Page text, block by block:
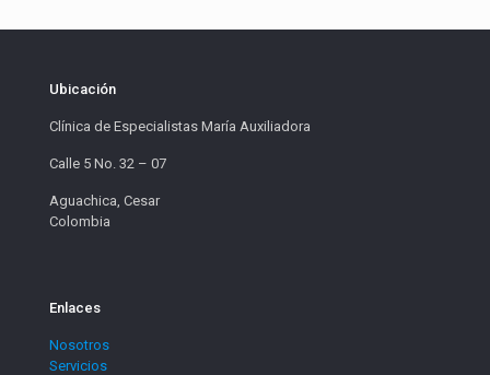
Ubicación
Clínica de Especialistas María Auxiliadora
Calle 5 No. 32 – 07
Aguachica, Cesar
Colombia
Enlaces
Nosotros
Servicios